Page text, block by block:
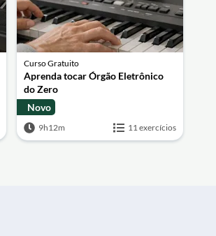
Curso Gratuito
Aprenda tocar Órgão Eletrônico
do Zero
Novo
9h12m 11 exercícios